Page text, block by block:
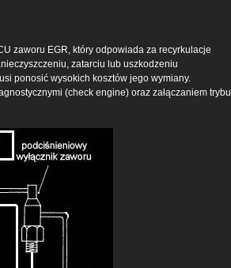
zaworu EGR, który odpowiada za recyrkulacje
zatarciu lub uszkodzeniu
ponosić wysokich kosztów jego wymiany.
(check engine) oraz załączaniem trybu